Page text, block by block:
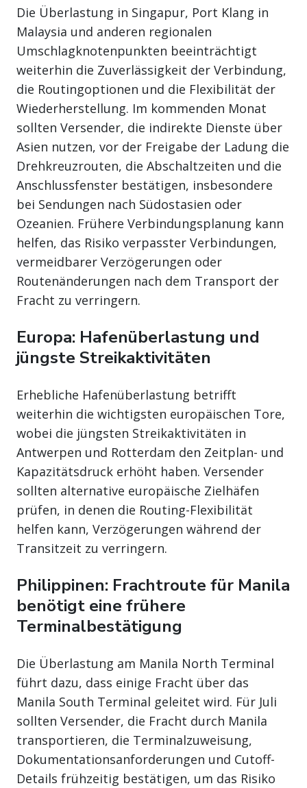
Die Überlastung in Singapur, Port Klang in
Malaysia und anderen regionalen
Umschlagknotenpunkten beeinträchtigt
weiterhin die Zuverlässigkeit der Verbindung,
die Routingoptionen und die Flexibilität der
Wiederherstellung. Im kommenden Monat
sollten Versender, die indirekte Dienste über
Asien nutzen, vor der Freigabe der Ladung die
Drehkreuzrouten, die Abschaltzeiten und die
Anschlussfenster bestätigen, insbesondere
bei Sendungen nach Südostasien oder
Ozeanien. Frühere Verbindungsplanung kann
helfen, das Risiko verpasster Verbindungen,
vermeidbarer Verzögerungen oder
Routenänderungen nach dem Transport der
Fracht zu verringern.
Europa: Hafenüberlastung und
jüngste Streikaktivitäten
Erhebliche Hafenüberlastung betrifft
weiterhin die wichtigsten europäischen Tore,
wobei die jüngsten Streikaktivitäten in
Antwerpen und Rotterdam den Zeitplan- und
Kapazitätsdruck erhöht haben. Versender
sollten alternative europäische Zielhäfen
prüfen, in denen die Routing-Flexibilität
helfen kann, Verzögerungen während der
Transitzeit zu verringern.
Philippinen: Frachtroute für Manila
benötigt eine frühere
Terminalbestätigung
Die Überlastung am Manila North Terminal
führt dazu, dass einige Fracht über das
Manila South Terminal geleitet wird. Für Juli
sollten Versender, die Fracht durch Manila
transportieren, die Terminalzuweisung,
Dokumentationsanforderungen und Cutoff-
Details frühzeitig bestätigen, um das Risiko